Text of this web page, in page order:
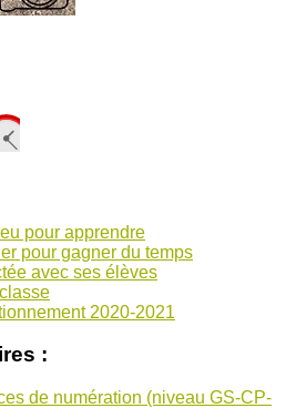
pour apprendre
pour gagner du temps
avec ses élèves
2020-2021
:
de numération (niveau GS-CP-